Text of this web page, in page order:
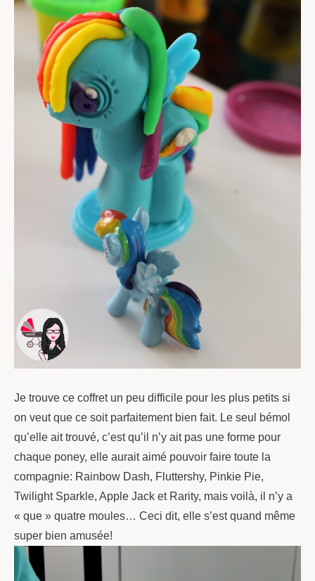
Je trouve ce coffret un peu difficile pour les plus petits si
on veut que ce soit parfaitement bien fait. Le seul bémol
qu’elle ait trouvé, c’est qu’il n’y ait pas une forme pour
chaque poney, elle aurait aimé pouvoir faire toute la
compagnie: Rainbow Dash, Fluttershy, Pinkie Pie,
Twilight Sparkle, Apple Jack et Rarity, mais voilà, il n’y a
« que » quatre moules… Ceci dit, elle s’est quand même
super bien amusée!